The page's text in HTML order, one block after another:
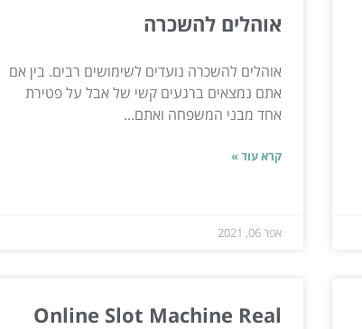
אוהלים להשכרה
אוהלים להשכרה נועדים לשימושים רבים. בין אם
אתם נמצאים ברגעים קשי של אבל על פטירת
אחד מבני המשפחה ואתם...
קרא עוד »
אפר 06, 2021
Online Slot Machine Real